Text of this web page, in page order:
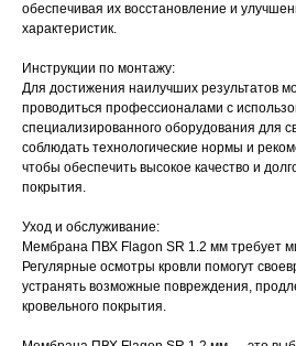
обеспечивая их восстановление и
характеристик.
Инструкции по монтажу:
Для достижения наилучших результатов
проводиться профессионалами с
специализированного оборудования для
соблюдать технологические нормы и
чтобы обеспечить высокое качество и
покрытия.
Уход и обслуживание:
Мембрана ПВХ Flagon SR 1.2 мм требует
Регулярные осмотры кровли помогут
устранять возможные повреждения,
кровельного покрытия.